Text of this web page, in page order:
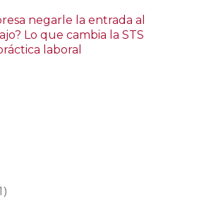
negarle la entrada al
Lo que cambia la STS
laboral